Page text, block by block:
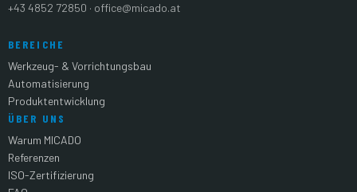
+43 4852 72850 · office@micado.at
BEREICHE
Werkzeug- & Vorrichtungsbau
Automatisierung
Produktentwicklung
ÜBER UNS
Warum MICADO
Referenzen
ISO-Zertifizierung